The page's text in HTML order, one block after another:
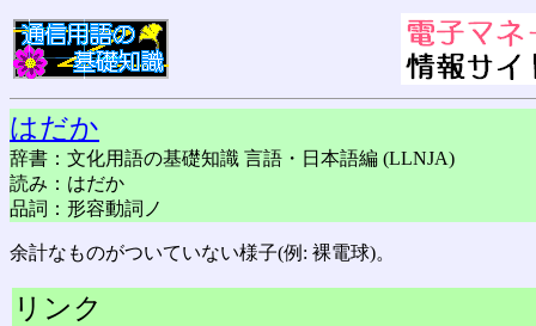
はだか
辞書：文化用語の基礎知識 言語・日本語編 (LLNJA)
読み：はだか
品詞：形容動詞ノ
余計なものがついていない様子(例: 裸電球)。
リンク